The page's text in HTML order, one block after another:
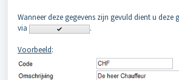
Wanneer deze gegevens zijn gevuld dient u deze
via
.
Voorbeeld: